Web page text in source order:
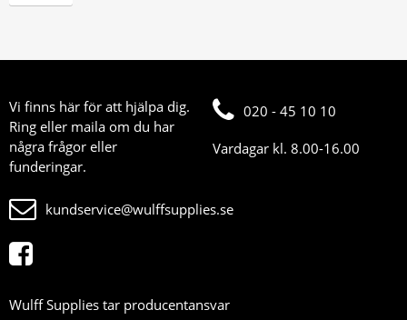
Vi finns här för att hjälpa dig.
Ring eller maila om du har
några frågor eller
funderingar.
020 - 45 10 10
Vardagar kl. 8.00-16.00
kundservice@wulffsupplies.se
Wulff Supplies tar producentansvar